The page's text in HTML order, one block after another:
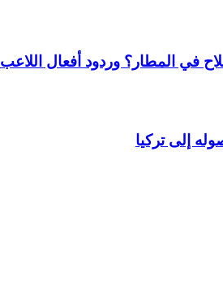
في المطار؟ وردود أفعال اللاعب
إلى تركيا